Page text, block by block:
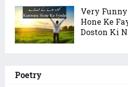
Very
Hone Ke
Doston Ki
Poetry